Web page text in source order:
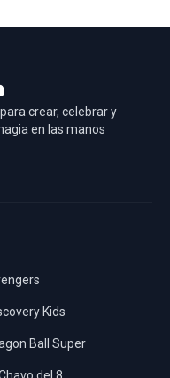
crear, celebrar y
en las manos
Kids
Ball Super